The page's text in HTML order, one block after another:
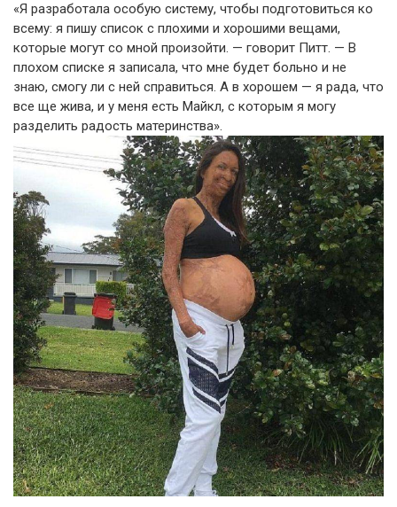
«Я разработала особую систему, чтобы подготовиться ко
всему: я пишу список с плохими и хорошими вещами,
которые могут со мной произойти. — говорит Питт. — В
плохом списке я записала, что мне будет больно и не
знаю, смогу ли с ней справиться. А в хорошем — я рада, что
все ще жива, и у меня есть Майкл, с которым я могу
разделить радость материнства».